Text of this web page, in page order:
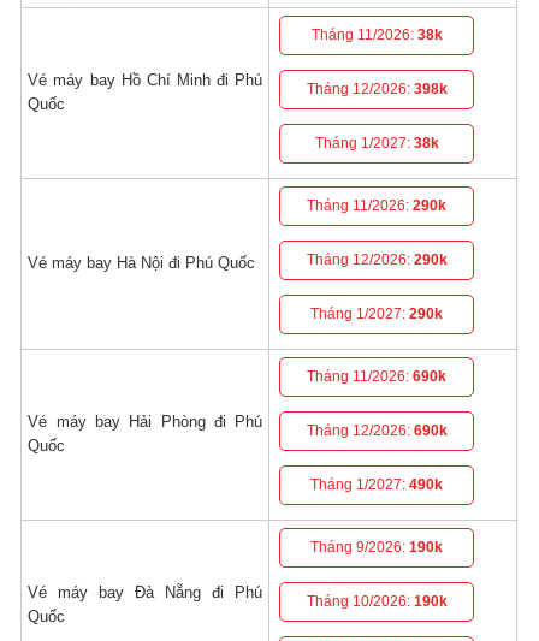
Vé máy bay Hồ Chí Minh đi Phú
Quốc
Tháng 11/2026: 38k
Tháng 12/2026: 398k
Tháng 1/2027: 38k
Vé máy bay Hà Nội đi Phú Quốc
Tháng 11/2026:290k
Tháng 12/2026: 290k
Tháng 1/2027:290k
Vé máy bay Hải Phòng đi Phú
Quốc
Tháng 11/2026:690k
Tháng 12/2026: 690k
Tháng 1/2027:490k
Vé máy bay Đà Nẵng đi Phú
Quốc
Tháng 9/2026:190k
Tháng 10/2026: 190k